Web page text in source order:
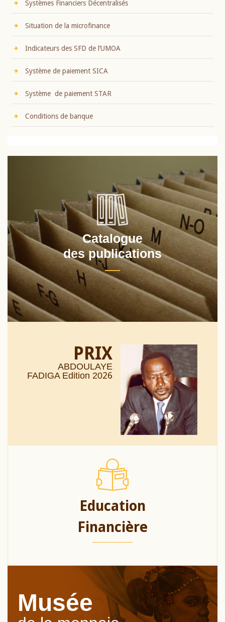
Systèmes Financiers Décentralisés
Situation de la microfinance
Indicateurs des SFD de l’UMOA
Système de paiement SICA
Système de paiement STAR
Conditions de banque
Catalogue
des publications
PRIX
ABDOULAYE
FADIGA Edition 2026
Education
Financière
Musée